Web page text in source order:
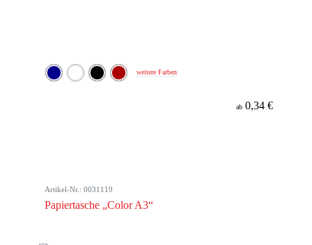
weitere Farben
ab 0,34 €
Artikel-Nr.: 0031119
Papiertasche „Color A3“